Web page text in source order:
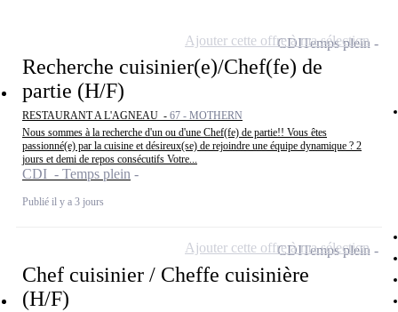
Recherche cuisinier(e)/Chef(fe) de
partie (H/F)
RESTAURANT A L'AGNEAU - 67 - MOTHERN
Nous sommes à la recherche d'un ou d'une Chef(fe) de partie!! Vous êtes
passionné(e) par la cuisine et désireux(se) de rejoindre une équipe dynamique ? 2
jours et demi de repos consécutifs Votre...
CDI - Temps plein
Publié il y a 3 jours
CDITemps plein
Ajouter cette offre à ma sélection
Chef cuisinier / Cheffe cuisinière
(H/F)
CDITemps plein
Ajouter cette offre à ma sélection